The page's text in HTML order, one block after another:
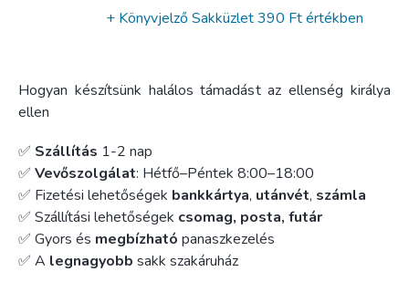
+ Könyvjelző Sakküzlet390 Ft értékben
Hogyan készítsünk halálos támadást az ellenség királya
ellen
✅ Szállítás 1-2 nap
✅ Vevőszolgálat: Hétfő–Péntek 8:00–18:00
✅ Fizetési lehetőségek bankkártya, utánvét, számla
✅ Szállítási lehetőségek csomag, posta, futár
✅ Gyors és megbízható panaszkezelés
✅ A legnagyobb sakk szakáruház